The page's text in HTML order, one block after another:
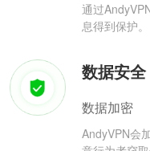
通过
息得到保护。
数据安全
数据加密
AndyVPN会